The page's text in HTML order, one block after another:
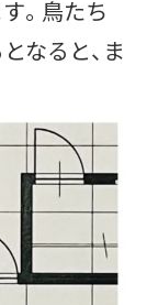
。鳥たち
なると、ま